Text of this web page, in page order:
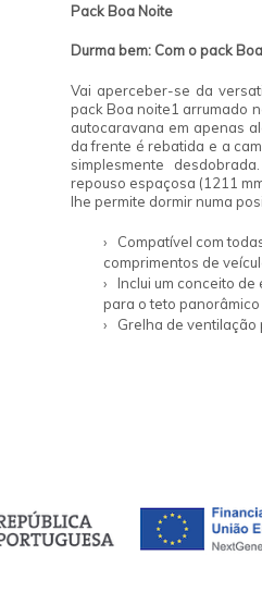
Pack Boa Noite
Durma bem: Com o pack
Vai aperceber-se da
pack Boa noite1 arrumado
autocaravana em apenas
da frente é rebatida e a
simplesmente
repouso espaçosa (1211
lhe permite dormir numa
Compatível com
comprimentos de
Inclui um conceito
para o teto
Grelha de